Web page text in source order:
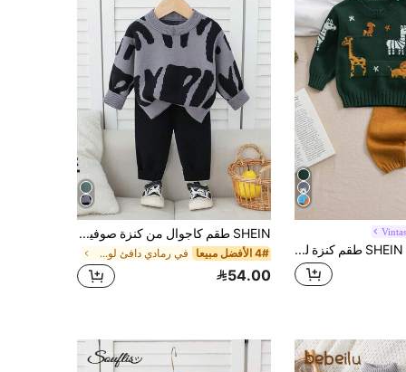
SHEIN Vintaside Kids طقم كنزة للرضع/الأطفال الصغار (أولاد)، موضة الخريف/الشتاء وصول جديد، كنزة بياقة دائرية + بنطال كنزة بلون أصفر موحد طقم من قطعتين. الجزء العلوي بلون أخضر داكن مع أنماط حيوانات كرتونية لطيفة مثل الأسد والزرافة والحصان وغيرها، يظهر الشخصية الحيوية واللطيفة والبريئة للأولاد الصغار، قماش ناعم ومريح مناسب للزحف والمشي
SHEIN طقم كاجوال من كنزة صوفية بياقة طاقم وأكمام طويلة بطبعة حرفية وبنطال مصنوع من الصوف للأطفال الصبيان، للخريف/الشتاء
4# الأفضل مبيعا في رمادي دافئ لون رمادي دافئ ... ملابس
54.00